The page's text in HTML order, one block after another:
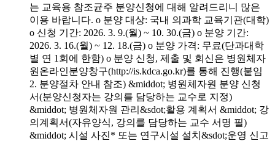
는 교육용 참조균주 분양신청에 대해 알려드리니 많은
이용 바랍니다. o 분양 대상: 국내 의과학 교육기관(대학)
o 신청 기간: 2026. 3. 9.(월) ~ 10. 30.(금) o 분양 기간:
2026. 3. 16.(월) ~ 12. 18.(금) o 분양 가격: 무료(단과대학
별 연 1회에 한함) o 분양 신청, 제출 및 회신은 병원체자
원온라인분양창구(http://is.kdca.go.kr)를 통해 진행(붙임
2. 분양절차 안내 참조) &middot; 병원체자원 분양 신청
서(분양신청자는 강의를 담당하는 교수로 지정)
&middot; 병원체자원 관리&sdot;활용 계획서 &middot; 강
의계획서(자유양식, 강의를 담당하는 교수 서명 필)
&middot; 시설 사진* 또는 연구시설 설치&sdot;운영 신고